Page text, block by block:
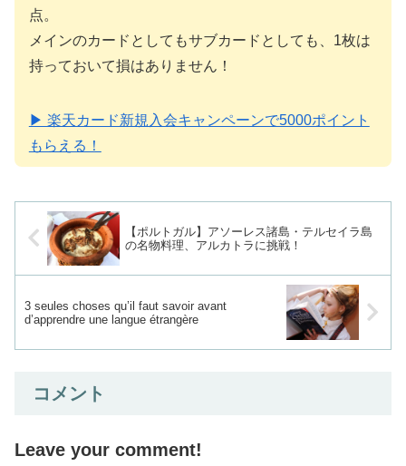
点。
メインのカードとしてもサブカードとしても、1枚は
持っておいて損はありません！
▶ 楽天カード新規入会キャンペーンで5000ポイント
もらえる！
【ポルトガル】アソーレス諸島・テルセイラ島
の名物料理、アルカトラに挑戦！
3 seules choses qu’il faut savoir avant
d’apprendre une langue étrangère
コメント
Leave your comment!